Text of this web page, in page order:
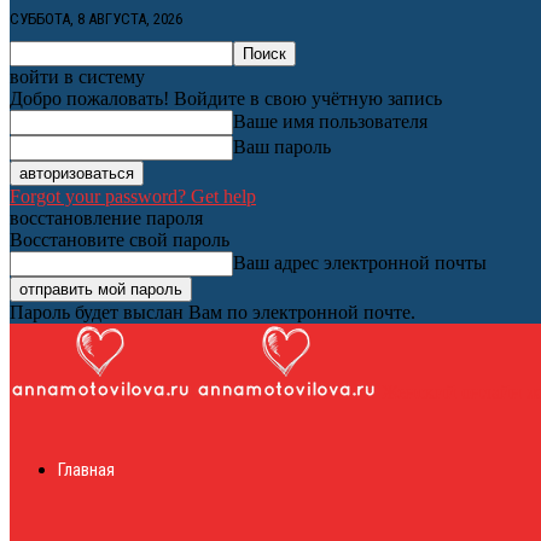
СУББОТА, 8 АВГУСТА, 2026
войти в систему
Добро пожаловать! Войдите в свою учётную запись
Ваше имя пользователя
Ваш пароль
Forgot your password? Get help
восстановление пароля
Восстановите свой пароль
Ваш адрес электронной почты
Пароль будет выслан Вам по электронной почте.
Главная